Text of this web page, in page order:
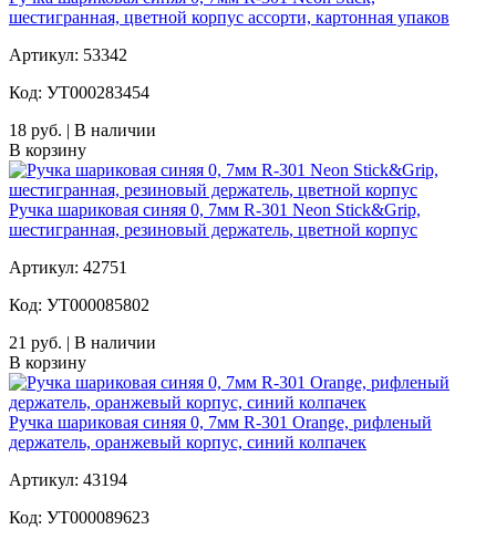
шестигранная, цветной корпус ассорти, картонная упаков
Артикул: 53342
Код: УТ000283454
18 руб. | В наличии
В корзину
Ручка шариковая синяя 0, 7мм R-301 Neon Stick&Grip,
шестигранная, резиновый держатель, цветной корпус
Артикул: 42751
Код: УТ000085802
21 руб. | В наличии
В корзину
Ручка шариковая синяя 0, 7мм R-301 Orange, рифленый
держатель, оранжевый корпус, синий колпачек
Артикул: 43194
Код: УТ000089623